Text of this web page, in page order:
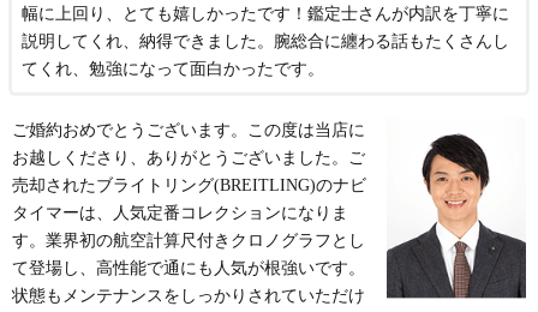
幅に上回り、とても嬉しかったです！鑑定士さんが内訳を丁寧に
説明してくれ、納得できました。腕総合に纏わる話もたくさんし
てくれ、勉強になって面白かったです。
ご婚約おめでとうございます。この度は当店に
お越しくださり、ありがとうございました。ご
売却されたブライトリング(BREITLING)のナビ
タイマーは、人気定番コレクションになりま
す。業界初の航空計算尺付きクロノグラフとし
て登場し、高性能で通にも人気が根強いです。
状態もメンテナンスをしっかりされていただけ